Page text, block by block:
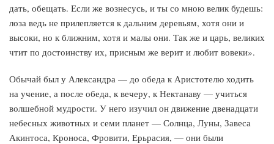
дать, обещать. Если же вознесусь, и ты со мною велик будешь:
лоза ведь не прилепляется к дальним деревьям, хотя они и
высоки, но к ближним, хотя и малы они. Так же и царь, великих
чтит по достоинству их, присным же верит и любит вовеки».
Обычай был у Александра — до обеда к Аристотелю ходить
на учение, а после обеда, к вечеру, к Нектанаву — учиться
волшебной мудрости. У него изучил он движение двенадцати
небесных животных и семи планет — Солнца, Луны, Завеса
Акинтоса, Кроноса, Фровити, Ерьрасия, — они были